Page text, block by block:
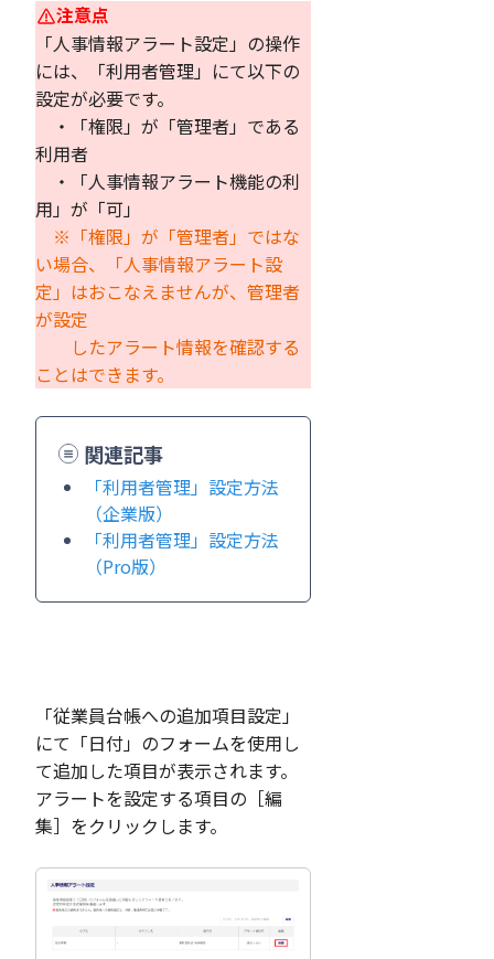
注意点
「人事情報アラート設定」の操作
には、「利用者管理」にて以下の
設定が必要です。
・「権限」が「管理者」である
利用者
・「人事情報アラート機能の利
用」が「可」
※「権限」が「管理者」ではな
い場合、「人事情報アラート設
定」はおこなえませんが、管理者
が設定
したアラート情報を確認する
ことはできます。
関連記事
「利用者管理」設定方法
（企業版）
「利用者管理」設定方法
（Pro版）
「従業員台帳への追加項目設定」
にて「日付」のフォームを使用し
て追加した項目が表示されます。
アラートを設定する項目の［編
集］をクリックします。